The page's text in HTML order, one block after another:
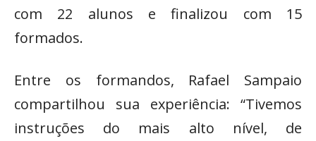
com 22 alunos e finalizou com 15
formados.
Entre os formandos, Rafael Sampaio
compartilhou sua experiência: “Tivemos
instruções do mais alto nível, de